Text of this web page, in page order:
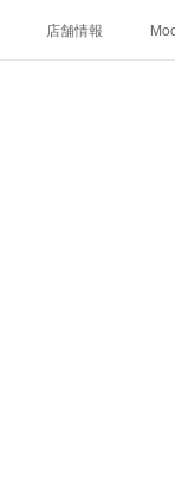
店舗情報